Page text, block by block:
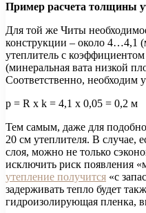
Пример расчета толщины
Для той же Читы
конструкции – около 4…4,1
утеплитель с
(минеральная вата низкой
Соответственно, необходим
р = R x k = 4,1 х 0,05 = 0,2 м
Тем самым, даже для
20 см утеплителя. В случае,
слоя, можно не только
исключить риск появления
утепление получится «с
задерживать тепло будет
гидроизолирующая пленка,